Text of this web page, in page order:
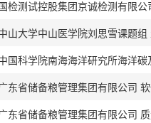
检测试控股集团京诚检测有限公
国科学院南海海洋研究所海洋
东省储备粮管理集团有限公司
东省储备粮管理集团有限公司